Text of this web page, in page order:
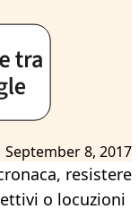
September 8, 2017
resistere
o locuzioni